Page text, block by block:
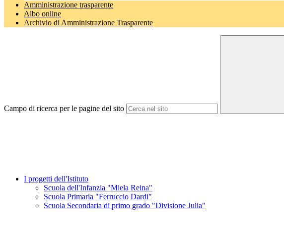
Amministrazione trasparente
Albo online
Archivio di Amministrazione Trasparente
Campo di ricerca per le pagine del sito
I progetti dell'Istituto
Scuola dell'Infanzia "Miela Reina"
Scuola Primaria "Ferruccio Dardi"
Scuola Secondaria di primo grado "Divisione Julia"